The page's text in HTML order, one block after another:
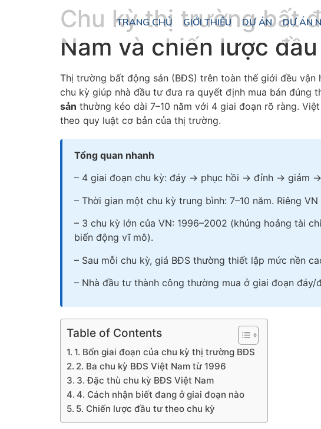
TRANG CHỦ GIỚI THIỆU DỰ ÁN DỰ ÁN
Chu kỳ thị trường bất
Nam và chiến lược
Thị trường bất động sản (BĐS) trên toàn thế giới đều
chu kỳ giúp nhà đầu tư đưa ra quyết định mua bán đúng
sản thường kéo dài 7–10 năm với 4 giai đoạn rõ ràng.
theo quy luật cơ bản của thị trường.
Tổng quan nhanh
– 4 giai đoạn chu kỳ: đáy → phục hồi → đỉnh → giảm
– Thời gian một chu kỳ trung bình: 7–10 năm. Riêng
– 3 chu kỳ lớn của VN: 1996–2002 (khủng hoảng tài
biến động vĩ mô).
– Sau mỗi chu kỳ, giá BĐS thường thiết lập mức nền
– Nhà đầu tư thành công thường mua ở giai đoạn
Table of Contents
1. Bốn giai đoạn của chu kỳ thị trường BĐS
2. Ba chu kỳ BĐS Việt Nam từ 1996
3. Đặc thù chu kỳ BĐS Việt Nam
4. Cách nhận biết đang ở giai đoạn nào
5. Chiến lược đầu tư theo chu kỳ